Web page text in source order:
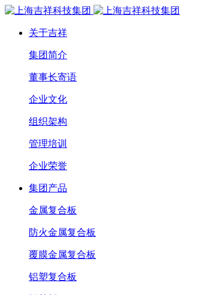
关于吉祥
集团简介
董事长寄语
企业文化
组织架构
管理培训
企业荣誉
集团产品
金属复合板
防火金属复合板
覆膜金属复合板
铝塑复合板